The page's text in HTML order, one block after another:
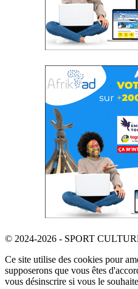
© 2024-2026 - SPORT
Ce site utilise des cookies pour
supposerons que vous êtes
vous désinscrire si vous le